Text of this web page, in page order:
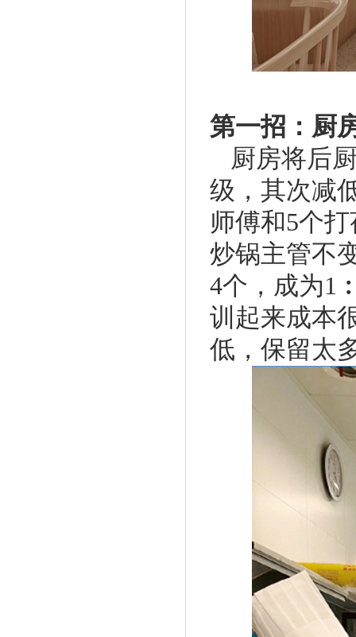
第一招：厨
厨房将后
级，其次减
师傅和5个
炒锅主管不
4个，成为
训起来成本
低，保留太